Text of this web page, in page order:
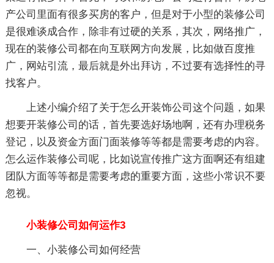
产公司里面有很多买房的客户，但是对于小型的装修公司
是很难谈成合作，除非有过硬的关系，其次，网络推广，
现在的装修公司都在向互联网方向发展，比如做百度推
广，网站引流，最后就是外出拜访，不过要有选择性的寻
找客户。
上述小编介绍了关于怎么开装饰公司这个问题，如果
想要开装修公司的话，首先要选好场地啊，还有办理税务
登记，以及资金方面门面装修等等都是需要考虑的内容。
怎么运作装修公司呢，比如说宣传推广这方面啊还有组建
团队方面等等都是需要考虑的重要方面，这些小常识不要
忽视。
小装修公司如何运作3
一、小装修公司如何经营